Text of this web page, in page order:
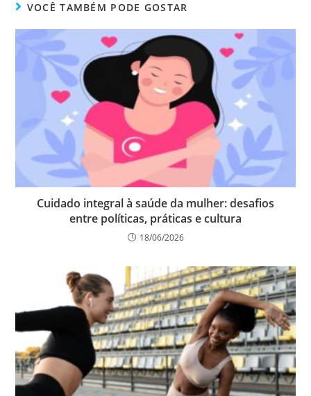
VOCÊ TAMBÉM PODE GOSTAR
Cuidado integral à saúde da mulher: desafios
entre políticas, práticas e cultura
18/06/2026